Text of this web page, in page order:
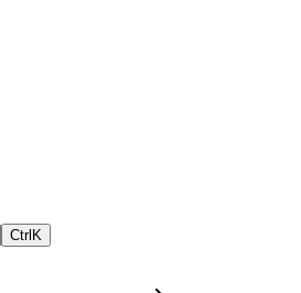
Ctrl K